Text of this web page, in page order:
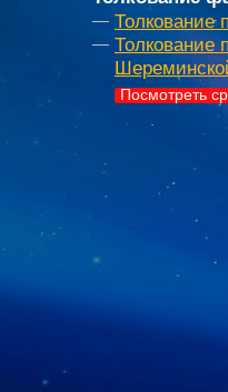
Толкование
Толкование
Посмотреть